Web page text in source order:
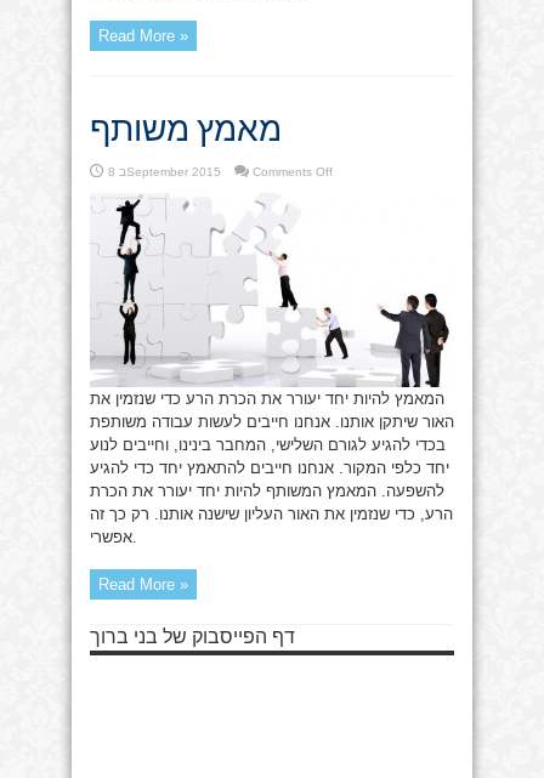
Read More »
מאמץ משותף
8 בSeptember 2015 Comments Offon
המאמץ להיות יחד יעורר את הכרת הרע כדי שנזמין את
האור שיתקן אותנו. אנחנו חייבים לעשות עבודה משותפת
בכדי להגיע לגורם השלישי, המחבר בינינו, וחייבים לנוע
יחד כלפי המקור. אנחנו חייבים להתאמץ יחד כדי להגיע
להשפעה. המאמץ המשותף להיות יחד יעורר את הכרת
הרע, כדי שנזמין את האור העליון שישנה אותנו. רק כך זה
אפשרי.
Read More »
דף הפייסבוק של בני ברוך